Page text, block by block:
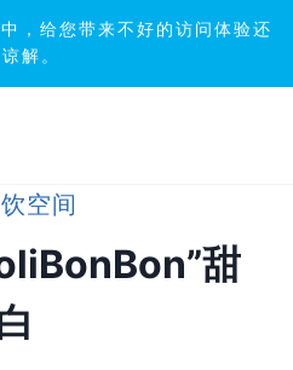
，给您带来不好的访问体验还
解。
空间
甜